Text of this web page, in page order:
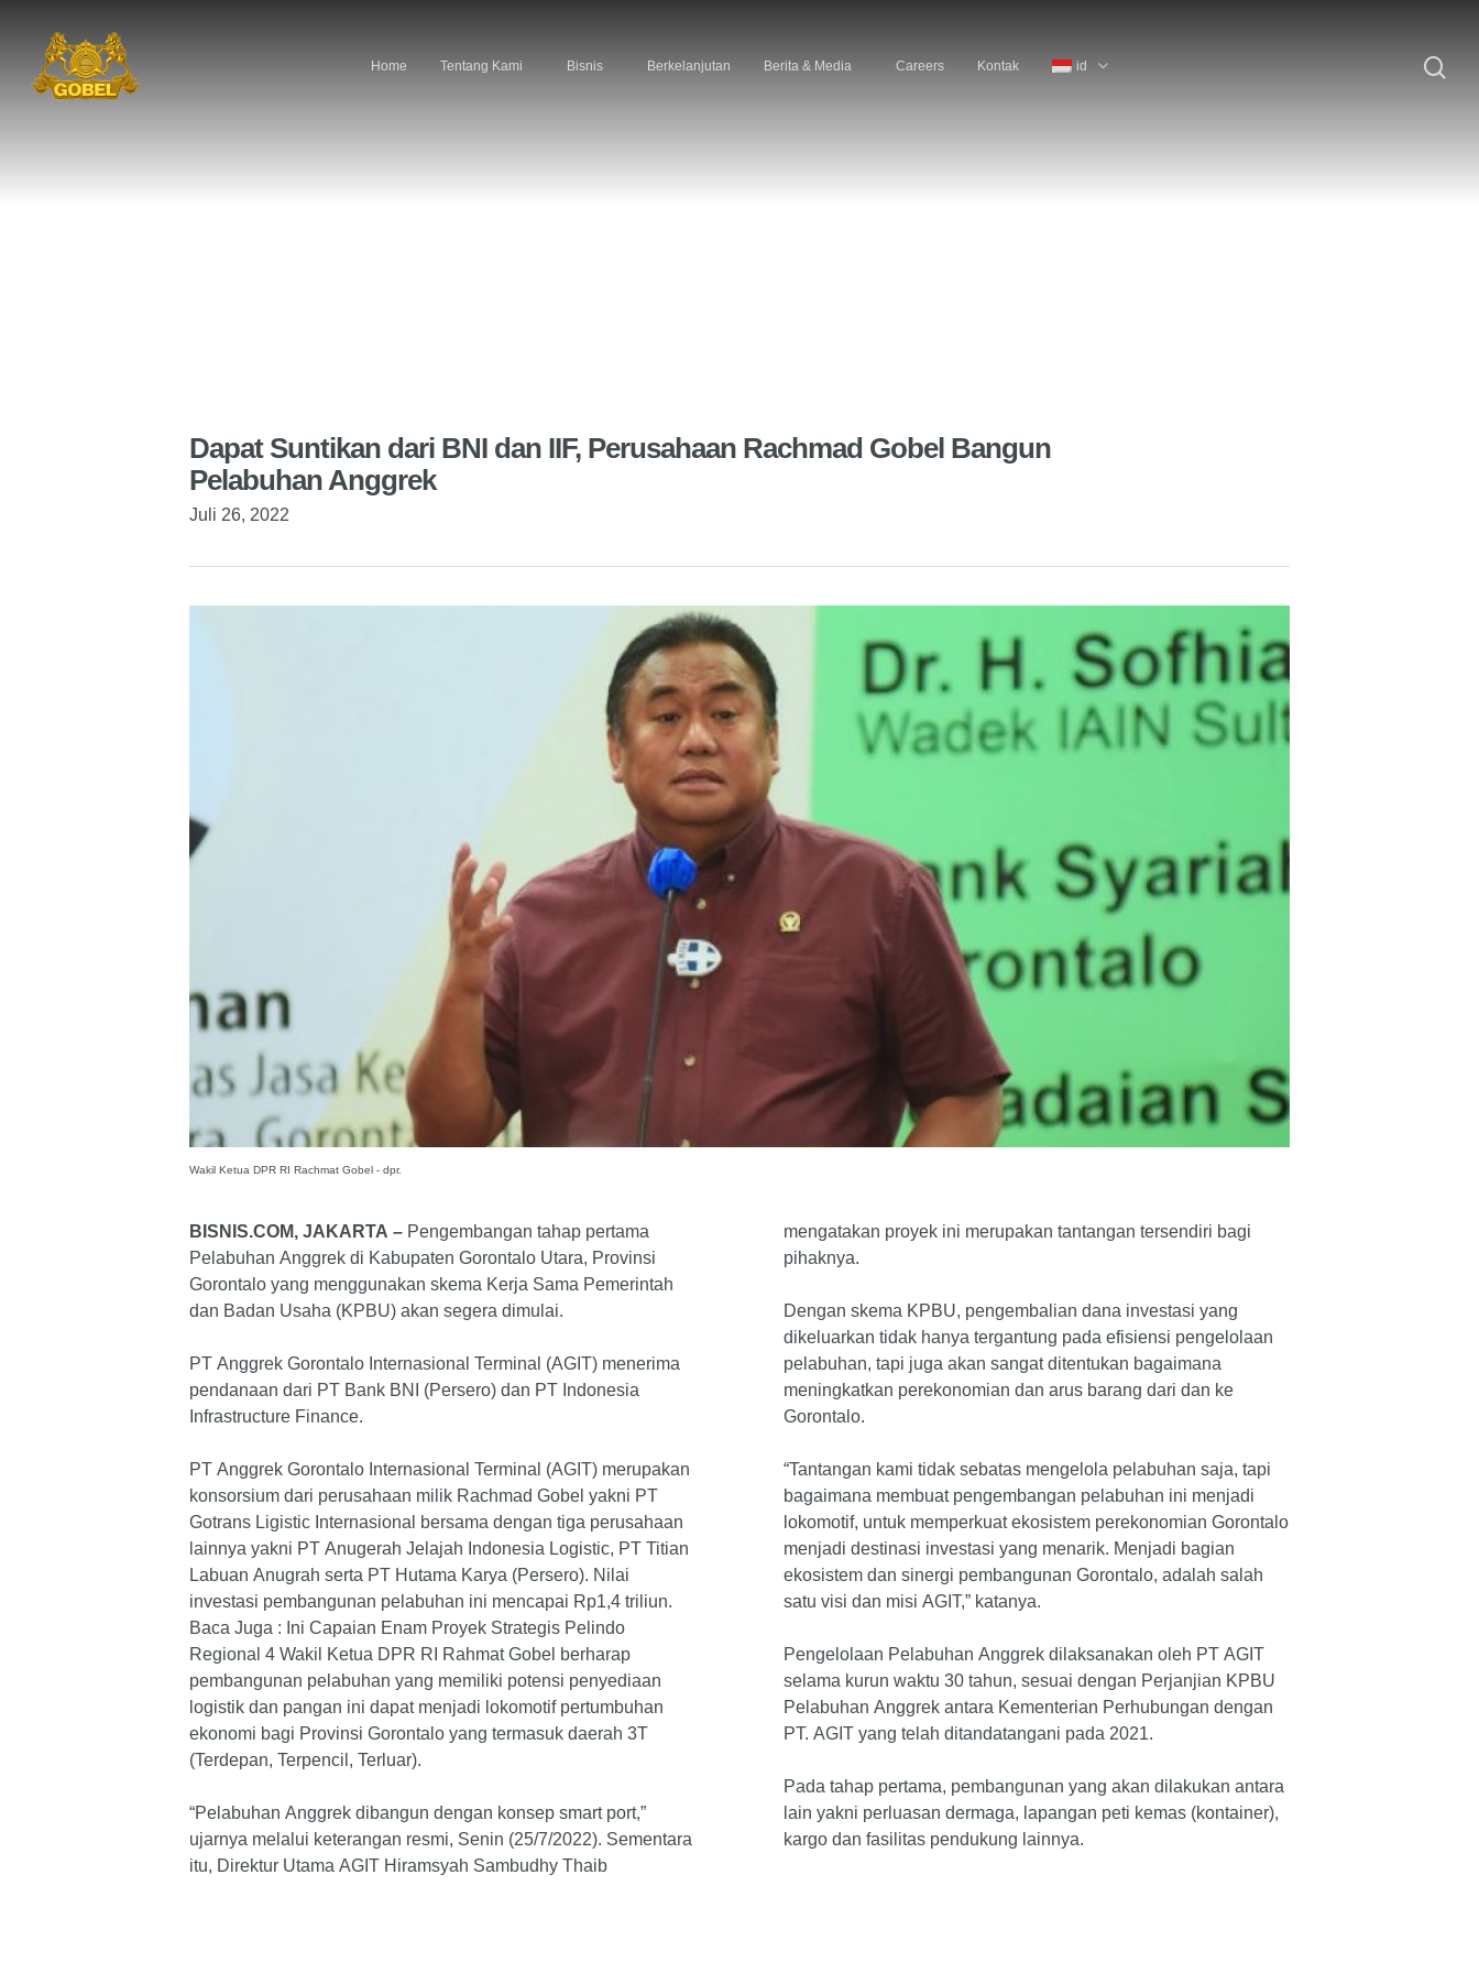
Hit enter to search or ESC to close
Home Tentang Kami Bisnis Berkelanjutan Berita & Media Careers Kontak id
Dapat Suntikan dari BNI dan IIF, Perusahaan Rachmad Gobel Bangun
Pelabuhan Anggrek
Juli 26, 2022
Wakil Ketua DPR RI Rachmat Gobel - dpr.
BISNIS.COM, JAKARTA – Pengembangan tahap pertama
Pelabuhan Anggrek di Kabupaten Gorontalo Utara, Provinsi
Gorontalo yang menggunakan skema Kerja Sama Pemerintah
dan Badan Usaha (KPBU) akan segera dimulai.
PT Anggrek Gorontalo Internasional Terminal (AGIT) menerima
pendanaan dari PT Bank BNI (Persero) dan PT Indonesia
Infrastructure Finance.
PT Anggrek Gorontalo Internasional Terminal (AGIT) merupakan
konsorsium dari perusahaan milik Rachmad Gobel yakni PT
Gotrans Ligistic Internasional bersama dengan tiga perusahaan
lainnya yakni PT Anugerah Jelajah Indonesia Logistic, PT Titian
Labuan Anugrah serta PT Hutama Karya (Persero). Nilai
investasi pembangunan pelabuhan ini mencapai Rp1,4 triliun.
Baca Juga : Ini Capaian Enam Proyek Strategis Pelindo
Regional 4 Wakil Ketua DPR RI Rahmat Gobel berharap
pembangunan pelabuhan yang memiliki potensi penyediaan
logistik dan pangan ini dapat menjadi lokomotif pertumbuhan
ekonomi bagi Provinsi Gorontalo yang termasuk daerah 3T
(Terdepan, Terpencil, Terluar).
“Pelabuhan Anggrek dibangun dengan konsep smart port,”
ujarnya melalui keterangan resmi, Senin (25/7/2022). Sementara
itu, Direktur Utama AGIT Hiramsyah Sambudhy Thaib
mengatakan proyek ini merupakan tantangan tersendiri bagi
pihaknya.
Dengan skema KPBU, pengembalian dana investasi yang
dikeluarkan tidak hanya tergantung pada efisiensi pengelolaan
pelabuhan, tapi juga akan sangat ditentukan bagaimana
meningkatkan perekonomian dan arus barang dari dan ke
Gorontalo.
“Tantangan kami tidak sebatas mengelola pelabuhan saja, tapi
bagaimana membuat pengembangan pelabuhan ini menjadi
lokomotif, untuk memperkuat ekosistem perekonomian Gorontalo
menjadi destinasi investasi yang menarik. Menjadi bagian
ekosistem dan sinergi pembangunan Gorontalo, adalah salah
satu visi dan misi AGIT,” katanya.
Pengelolaan Pelabuhan Anggrek dilaksanakan oleh PT AGIT
selama kurun waktu 30 tahun, sesuai dengan Perjanjian KPBU
Pelabuhan Anggrek antara Kementerian Perhubungan dengan
PT. AGIT yang telah ditandatangani pada 2021.
Pada tahap pertama, pembangunan yang akan dilakukan antara
lain yakni perluasan dermaga, lapangan peti kemas (kontainer),
kargo dan fasilitas pendukung lainnya.